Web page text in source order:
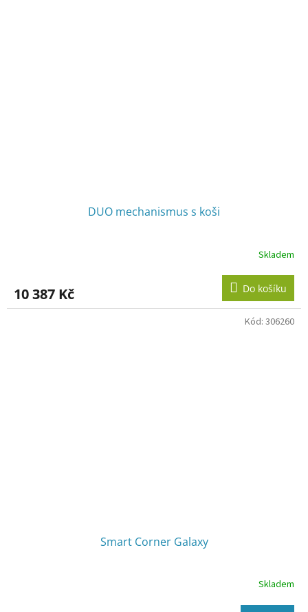
DUO mechanismus s koši
je
3,8
Skladem
10 387 Kč Do košíku
Smart Corner Galaxy
Skladem
Kód: 306260